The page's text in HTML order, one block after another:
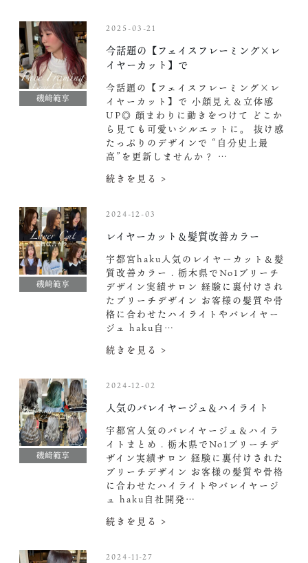
磯崎範享
2025-03-21
今話題の【フェイスフレーミング×レ
イヤーカット】で
今話題の【フェイスフレーミング×レ
イヤーカット】で 小顔見え＆立体感
UP◎ 顔まわりに動きをつけて どこか
ら見ても可愛いシルエットに。 抜け感
たっぷりのデザインで “自分史上最
高”を更新しませんか？ …
続きを見る >
磯崎範享
2024-12-03
レイヤーカット＆髪質改善カラー
宇都宮haku人気のレイヤーカット＆髪
質改善カラー . 栃木県でNo1ブリーチ
デザイン実績サロン 経験に裏付けされ
たブリーチデザイン お客様の髪質や骨
格に合わせたハイライトやバレイヤー
ジュ haku自…
続きを見る >
磯崎範享
2024-12-02
人気のバレイヤージュ＆ハイライト
宇都宮人気のバレイヤージュ＆ハイラ
イトまとめ . 栃木県でNo1ブリーチデ
ザイン実績サロン 経験に裏付けされた
ブリーチデザイン お客様の髪質や骨格
に合わせたハイライトやバレイヤージ
ュ haku自社開発…
続きを見る >
2024-11-27